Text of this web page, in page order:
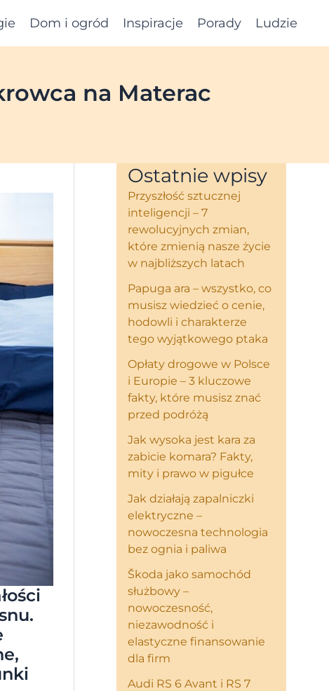
Dom i ogród Inspiracje Porady Ludzie
na Materac
Ostatnie wpisy
Przyszłość sztucznej
inteligencji – 7
rewolucyjnych zmian,
które zmienią nasze życie
w najbliższych latach
Papuga ara – wszystko, co
musisz wiedzieć o cenie,
hodowli i charakterze
tego wyjątkowego ptaka
Opłaty drogowe w Polsce
i Europie – 3 kluczowe
fakty, które musisz znać
przed podróżą
Jak wysoka jest kara za
zabicie komara? Fakty,
mity i prawo w pigułce
Jak działają zapalniczki
elektryczne –
nowoczesna technologia
bez ognia i paliwa
Škoda jako samochód
służbowy –
nowoczesność,
niezawodność i
elastyczne finansowanie
dla firm
Audi RS 6 Avant i RS 7